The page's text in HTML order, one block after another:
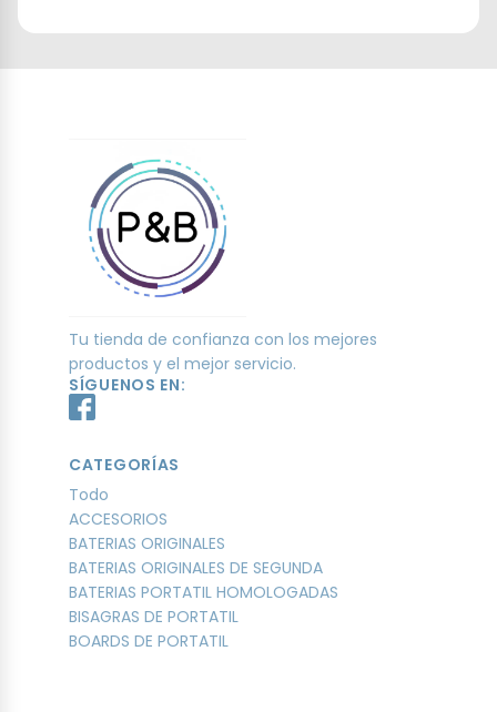
Tu tienda de confianza con los mejores
productos y el mejor servicio.
SÍGUENOS EN:
CATEGORÍAS
Todo
ACCESORIOS
BATERIAS ORIGINALES
BATERIAS ORIGINALES DE SEGUNDA
BATERIAS PORTATIL HOMOLOGADAS
BISAGRAS DE PORTATIL
BOARDS DE PORTATIL